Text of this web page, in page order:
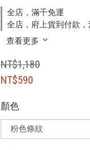
全店，滿千免運
全店，府上貨到付款，
查看更多
NT$1,180
NT$590
顏色